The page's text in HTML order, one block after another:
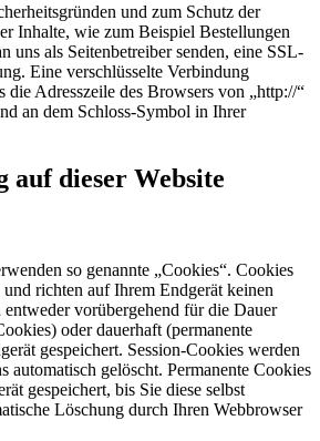
und zum Schutz der
Inhalte, wie zum Beispiel Bestellungen
uns als Seitenbetreiber senden, eine SSL-
Eine verschlüsselte Verbindung
die Adresszeile des Browsers von „http://“
an dem Schloss-Symbol in Ihrer
auf dieser Website
so genannte „Cookies“. Cookies
richten auf Ihrem Endgerät keinen
entweder vorübergehend für die Dauer
oder dauerhaft (permanente
gespeichert. Session-Cookies werden
automatisch gelöscht. Permanente Cookies
gespeichert, bis Sie diese selbst
Löschung durch Ihren Webbrowser